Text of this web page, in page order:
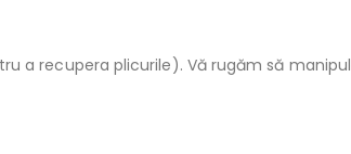
a recupera plicurile). Vă rugăm să